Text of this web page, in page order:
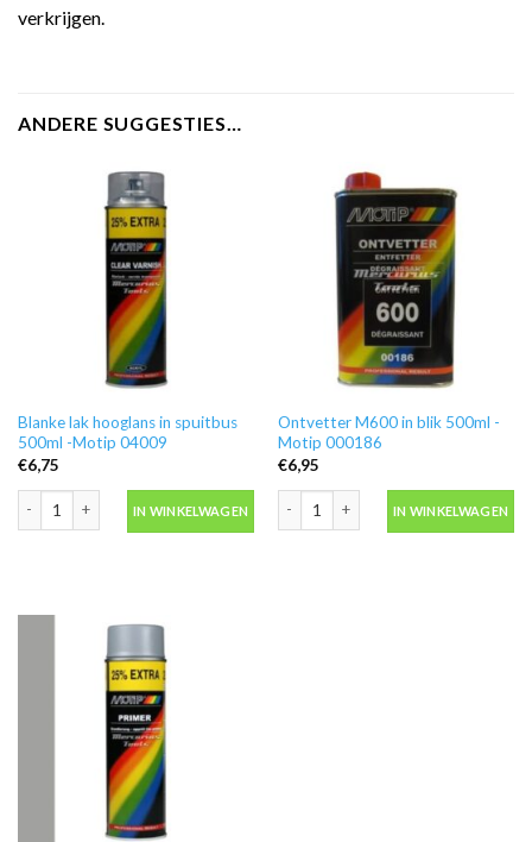
verkrijgen.
ANDERE SUGGESTIES…
Blanke lak hooglans in spuitbus
500ml -Motip 04009
€6,75
IN WINKELWAGEN
Ontvetter M600 in blik 500ml -
Motip 000186
€6,95
IN WINKELWAGEN